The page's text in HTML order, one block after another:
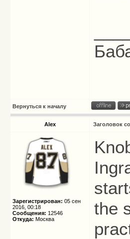
Вернуться к началу
Alex Заголовок
Зарегистрирован: 05 сен
2016, 00:18
Сообщения: 12546
Откуда: Москва
the